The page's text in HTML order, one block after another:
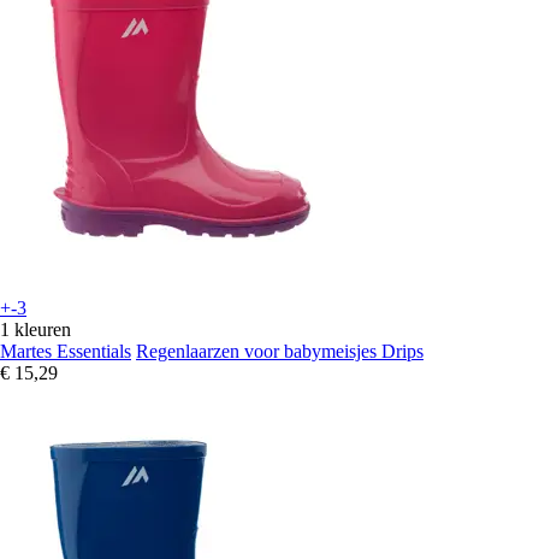
+-3
1 kleuren
Martes Essentials Regenlaarzen voor babymeisjes Drips
€ 15,29